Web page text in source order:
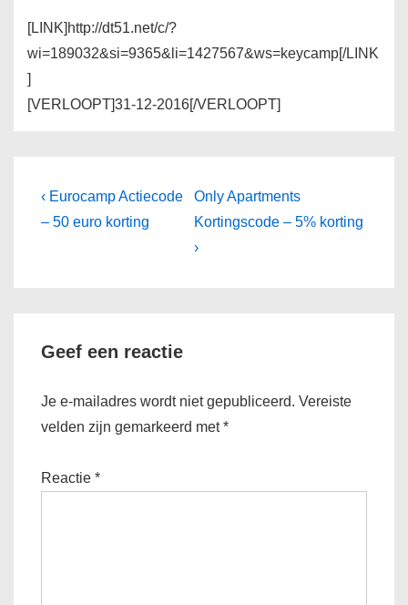
[LINK]http://dt51.net/c/?
wi=189032&si=9365&li=1427567&ws=keycamp[/LINK
]
[VERLOOPT]31-12-2016[/VERLOOPT]
Bericht
navigatie
Vorig
bericht
‹ Eurocamp Actiecode
– 50 euro korting
Volgende
bericht
is
Only Apartments
Kortingscode – 5% korting
›
Geef een reactie
Je e-mailadres wordt niet gepubliceerd. Vereiste
velden zijn gemarkeerd met*
Reactie *